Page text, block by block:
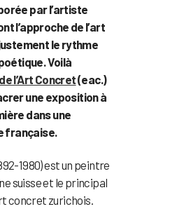
par l’artiste
l’approche de l’art
le rythme
Voilà
l’Art Concret(eac.)
une exposition à
dans une
française.
1980) est un peintre
suisse et le principal
concret zurichois.